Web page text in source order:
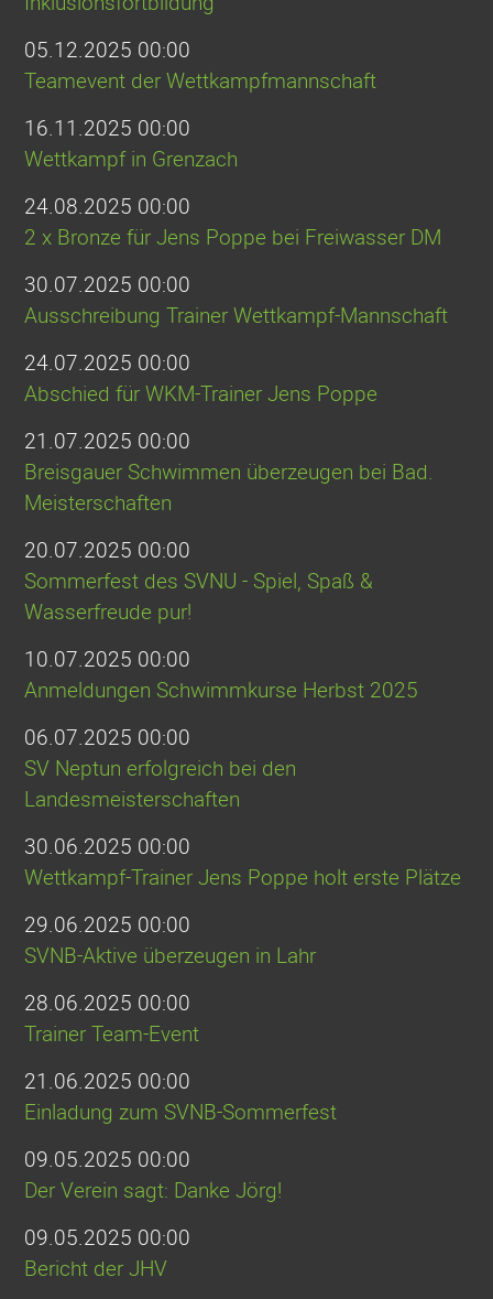
05.12.2025 00:00
Teamevent der Wettkampfmannschaft
16.11.2025 00:00
Wettkampf in Grenzach
24.08.2025 00:00
2 x Bronze für Jens Poppe bei Freiwasser DM
30.07.2025 00:00
Ausschreibung Trainer Wettkampf-Mannschaft
24.07.2025 00:00
Abschied für WKM-Trainer Jens Poppe
21.07.2025 00:00
Breisgauer Schwimmen überzeugen bei Bad.
Meisterschaften
20.07.2025 00:00
Sommerfest des SVNU - Spiel, Spaß &
Wasserfreude pur!
10.07.2025 00:00
Anmeldungen Schwimmkurse Herbst 2025
06.07.2025 00:00
SV Neptun erfolgreich bei den
Landesmeisterschaften
30.06.2025 00:00
Wettkampf-Trainer Jens Poppe holt erste Plätze
29.06.2025 00:00
SVNB-Aktive überzeugen in Lahr
28.06.2025 00:00
Trainer Team-Event
21.06.2025 00:00
Einladung zum SVNB-Sommerfest
09.05.2025 00:00
Der Verein sagt: Danke Jörg!
09.05.2025 00:00
Bericht der JHV